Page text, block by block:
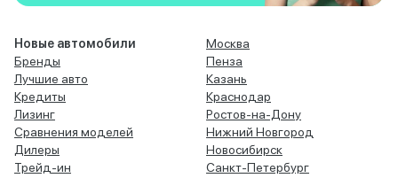
Новые автомобили
Бренды
Лучшие авто
Кредиты
Лизинг
Сравнения моделей
Дилеры
Трейд-ин
Москва
Пенза
Казань
Краснодар
Ростов-на-Дону
Нижний Новгород
Новосибирск
Санкт-Петербург